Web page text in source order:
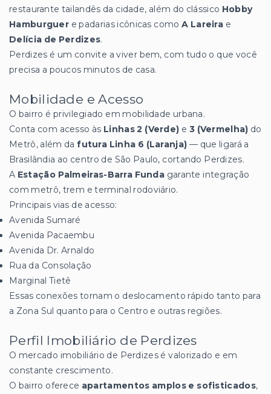
restaurante tailandês da cidade, além do clássico Hobby
Hamburguer e padarias icônicas comoA Lareira e
Delícia de Perdizes.
Perdizes é um convite a viver bem, com tudo o que você
precisa a poucos minutos de casa.
Mobilidade e Acesso
O bairro é privilegiado em mobilidade urbana.
Conta com acesso às Linhas 2 (Verde) e 3 (Vermelha) do
Metrô, além dafutura Linha 6 (Laranja) — que ligará a
Brasilândia ao centro de São Paulo, cortando Perdizes.
A Estação Palmeiras-Barra Funda garante integração
com metrô, trem e terminal rodoviário.
Principais vias de acesso:
Avenida Sumaré
Avenida Pacaembu
Avenida Dr. Arnaldo
Rua da Consolação
Marginal Tietê
Essas conexões tornam o deslocamento rápido tanto para
a Zona Sul quanto para o Centro e outras regiões.
Perfil Imobiliário de Perdizes
O mercado imobiliário de Perdizes é valorizado e em
constante crescimento.
O bairro oferece apartamentos amplos e sofisticados,